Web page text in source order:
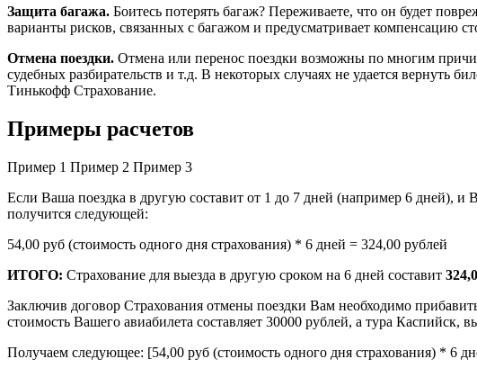
Защита багажа. Боитесь потерять багаж? Переживаете, что он будет
варианты рисков, связанных с багажом и предусматривает компенсацию
Отмена поездки. Отмена или перенос поездки возможны по многим
судебных разбирательств и т.д. В некоторых случаях не удается вернуть
Тинькофф Страхование.
Примеры расчетов
Пример 1 Пример 2 Пример 3
Если Ваша поездка в другую составит от 1 до 7 дней (например 6 дней), и
получится следующей:
54,00 руб (стоимость одного дня страхования) * 6 дней = 324,00 рублей
ИТОГО: Страхование для выезда в другую сроком на 6 дней составит
Заключив договор Страхования отмены поездки Вам необходимо
стоимость Вашего авиабилета составляет 30000 рублей, а тура Каспийск,
Получаем следующее: [54,00 руб (стоимость одного дня страхования) * 6